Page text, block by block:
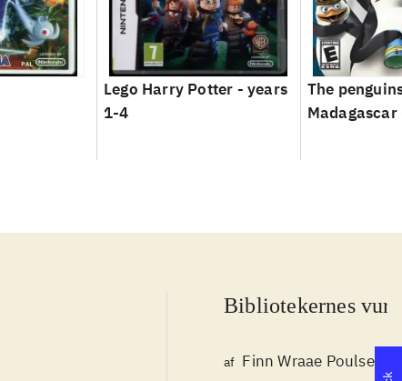
Lego Harry Potter - years
1-4
The
Madagascar
Bibliotekernes
af Finn Wraae Poulsen